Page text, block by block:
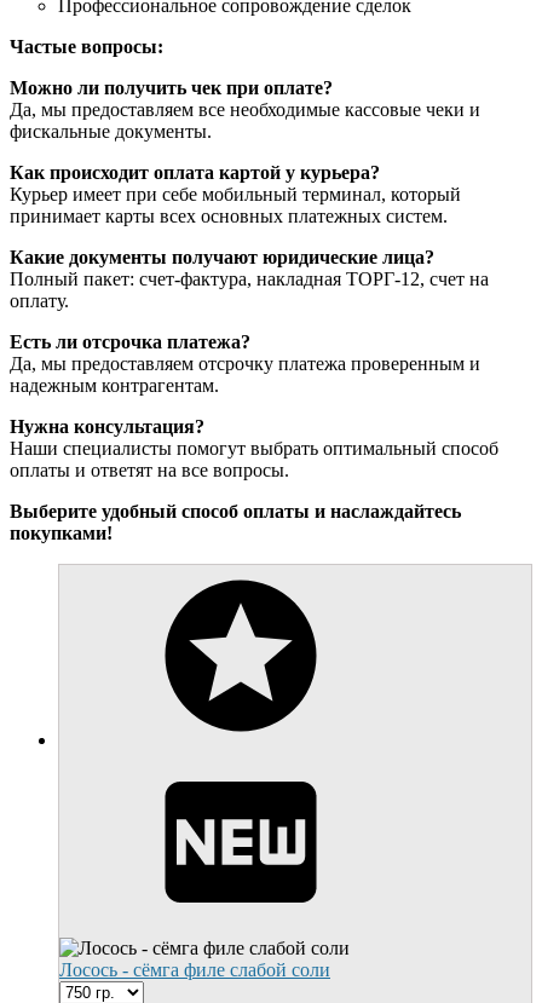
Профессиональное сопровождение сделок
Частые вопросы:
Можно ли получить чек при оплате?
Да, мы предоставляем все необходимые кассовые чеки и
фискальные документы.
Как происходит оплата картой у курьера?
Курьер имеет при себе мобильный терминал, который
принимает карты всех основных платежных систем.
Какие документы получают юридические лица?
Полный пакет: счет-фактура, накладная ТОРГ-12, счет на
оплату.
Есть ли отсрочка платежа?
Да, мы предоставляем отсрочку платежа проверенным и
надежным контрагентам.
Нужна консультация?
Наши специалисты помогут выбрать оптимальный способ
оплаты и ответят на все вопросы.
Выберите удобный способ оплаты и наслаждайтесь
покупками!
Лосось - сёмга филе слабой соли